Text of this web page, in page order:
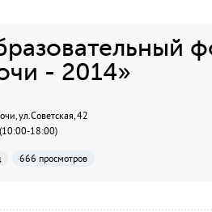
- 2014»
ул.Советская, 42
18:00)
666 просмотров